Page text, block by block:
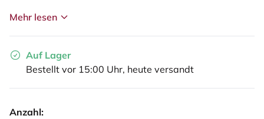
Mehr lesen
Auf Lager
Bestellt vor 15:00 Uhr, heute versandt
Anzahl: